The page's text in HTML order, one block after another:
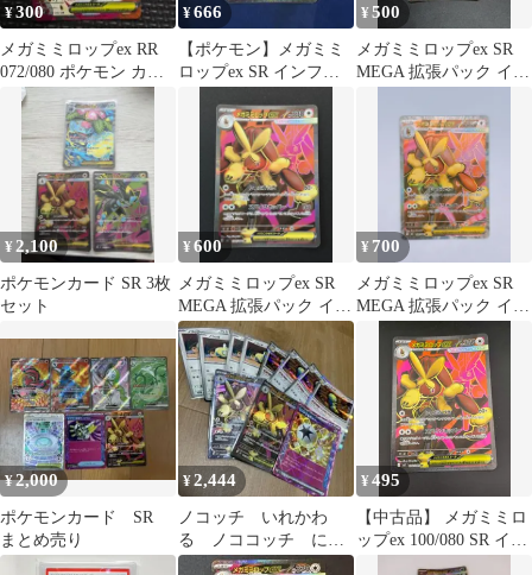
¥300
メガミミロップex RR
072/080 ポケモン カー
ドゲーム E無01
¥666
【ポケモン】メガミミ
ロップex SR インフェ
¥500
メガミミロップex SR
MEGA 拡張パック イン
¥ 2,100
ポケモンカード SR 3枚
セット
¥600
メガミミロップex SR
MEGA 拡張パック イン
フェルノX 100/080
¥ 700
メガミミロップex SR
MEGA 拡張パック イン
¥2,000
ポケモンカード SR
まとめ売り
¥2,444
ノコッチ いれかわ
る ノココッチ にげ
あしドロー メガミミ
¥495
【中古品】 メガミミロ
ップex 100/080 SR イン
フェルノX ポケモンカ